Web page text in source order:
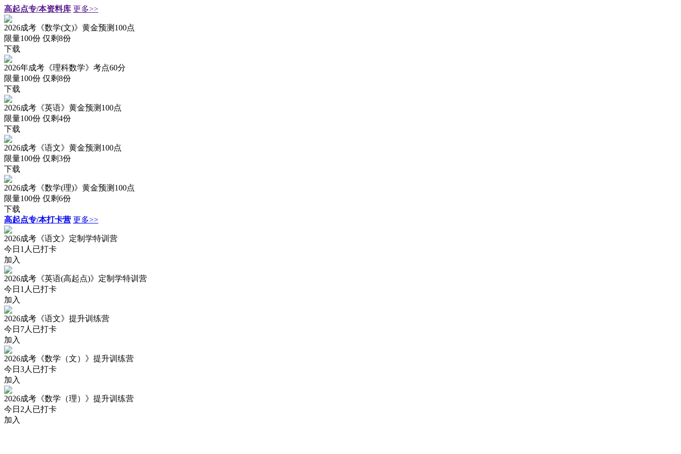
高起点专/本资料库 更多>>
2026成考《数学(文)》黄金预测100点
限量100份 仅剩8份
下载
2026年成考《理科数学》考点60分
限量100份 仅剩8份
下载
2026成考《英语》黄金预测100点
限量100份 仅剩4份
下载
2026成考《语文》黄金预测100点
限量100份 仅剩3份
下载
2026成考《数学(理)》黄金预测100点
限量100份 仅剩6份
下载
高起点专/本打卡营 更多>>
2026成考《语文》定制学特训营
今日 1 人已打卡
加入
2026成考《英语(高起点)》定制学特训营
今日 1 人已打卡
加入
2026成考《语文》提升训练营
今日 7人已打卡
加入
2026成考《数学（文）》提升训练营
今日 3人已打卡
加入
2026成考《数学（理）》提升训练营
今日 2 人已打卡
加入